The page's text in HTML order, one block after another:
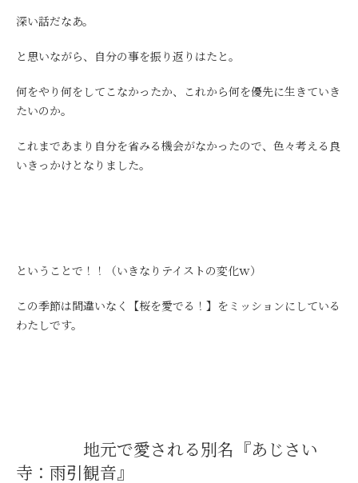
深い話だなあ。
と思いながら、自分の事を振り返りはたと。
何をやり何をしてこなかったか、これから何を優先に生きていき
たいのか。
これまであまり自分を省みる機会がなかったので、色々考える良
いきっかけとなりました。
ということで！！（いきなりテイストの変化ｗ）
この季節は間違いなく【桜を愛でる！】をミッションにしている
わたしです。
地元で愛される別名『あじさい
寺：雨引観音』